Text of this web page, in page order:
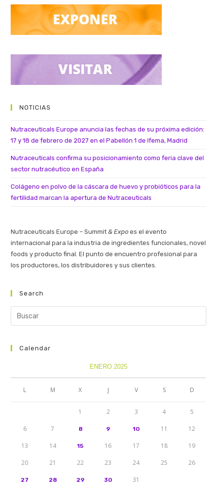
NOTICIAS
Nutraceuticals Europe anuncia las fechas de su próxima edición:
17 y 18 de febrero de 2027 en el Pabellón 1 de Ifema, Madrid
Nutraceuticals confirma su posicionamiento como feria clave del
sector nutracéutico en España
Colágeno en polvo de la cáscara de huevo y probióticos para la
fertilidad marcan la apertura de Nutraceuticals
Nutraceuticals Europe – Summit& Expo es el evento
internacional para la industria de ingredientes funcionales, novel
foods y producto final. El punto de encuentro profesional para
los productores, los distribuidores y sus clientes.
Search
Calendar
ENERO 2025
L M X J V S D
1 2 3 4 5
6 7 8 9 10 11 12
13 14 15 16 17 18 19
20 21 22 23 24 25 26
27 28 29 30 31